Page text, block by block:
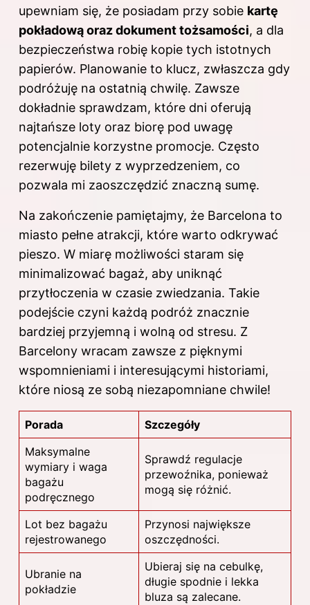
upewniam się, że posiadam przy sobie kartę
pokładową oraz dokument tożsamości, a dla
bezpieczeństwa robię kopie tych istotnych
papierów. Planowanie to klucz, zwłaszcza gdy
podróżuję na ostatnią chwilę. Zawsze
dokładnie sprawdzam, które dni oferują
najtańsze loty oraz biorę pod uwagę
potencjalnie korzystne promocje. Często
rezerwuję bilety z wyprzedzeniem, co
pozwala mi zaoszczędzić znaczną sumę.
Na zakończenie pamiętajmy, że Barcelona to
miasto pełne atrakcji, które warto odkrywać
pieszo. W miarę możliwości staram się
minimalizować bagaż, aby uniknąć
przytłoczenia w czasie zwiedzania. Takie
podejście czyni każdą podróż znacznie
bardziej przyjemną i wolną od stresu. Z
Barcelony wracam zawsze z pięknymi
wspomnieniami i interesującymi historiami,
które niosą ze sobą niezapomniane chwile!
Porada
Szczegóły
Maksymalne
wymiary i waga
bagażu
podręcznego
Sprawdź regulacje
przewoźnika, ponieważ
mogą się różnić.
Lot bez bagażu
rejestrowanego
Przynosi największe
oszczędności.
Ubranie na
pokładzie
Ubieraj się na cebulkę,
długie spodnie i lekka
bluza są zalecane.